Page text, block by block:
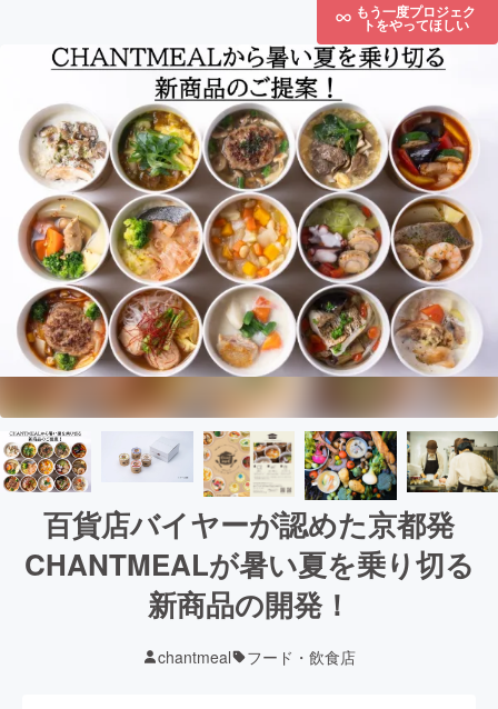
もう一度プロジェク
トをやってほしい
百貨店バイヤーが認めた京都発
CHANTMEALが暑い夏を乗り切る
新商品の開発！
chantmeal フード・飲食店